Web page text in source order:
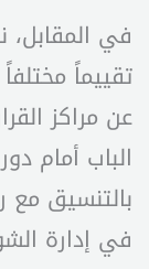
في
تقييماً
عن مراكز
الباب أمام
بالتنسيق مع
في إدارة